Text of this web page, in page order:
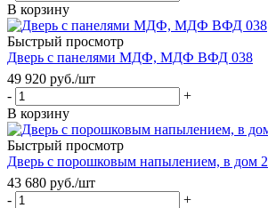
В корзину
Быстрый просмотр
Дверь с панелями МДФ, МДФ ВФД 038
49 920 руб./шт
-
+
В корзину
Быстрый просмотр
Дверь с порошковым напылением, в дом 2
43 680 руб./шт
-
+